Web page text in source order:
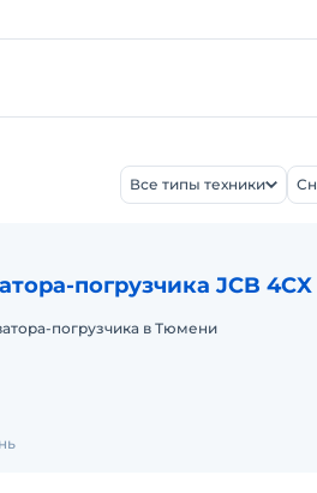
Все типы техники
погрузчика JCB 4CX
погрузчика в Тюмени